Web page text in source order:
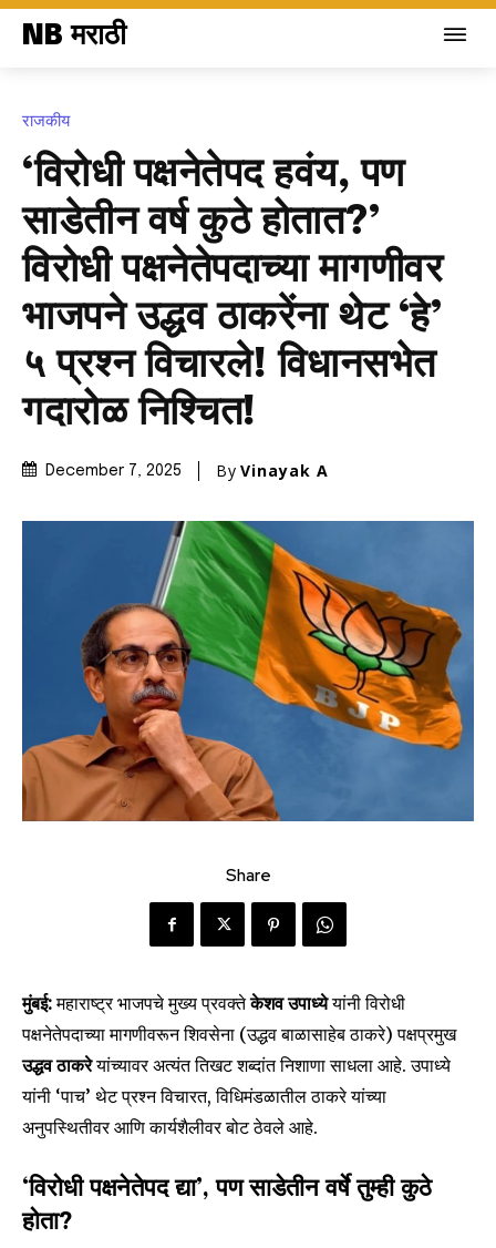
NB मराठी
राजकीय
‘विरोधी पक्षनेतेपद हवंय, पण
साडेतीन वर्ष कुठे होतात?’
विरोधी पक्षनेतेपदाच्या मागणीवर
भाजपने उद्धव ठाकरेंना थेट ‘हे’
५ प्रश्न विचारले! विधानसभेत
गदारोळ निश्चित!
December 7, 2025 By Vinayak A
Share
मुंबई:महाराष्ट्र भाजपचे मुख्य प्रवक्तेकेशव उपाध्येयांनी विरोधी
पक्षनेतेपदाच्या मागणीवरून शिवसेना (उद्धव बाळासाहेब ठाकरे) पक्षप्रमुख
उद्धव ठाकरेयांच्यावर अत्यंत तिखट शब्दांत निशाणा साधला आहे. उपाध्ये
यांनी ‘पाच’ थेट प्रश्न विचारत, विधिमंडळातील ठाकरे यांच्या
अनुपस्थितीवर आणि कार्यशैलीवर बोट ठेवले आहे.
‘विरोधी पक्षनेतेपद द्या’, पण साडेतीन वर्षे तुम्ही कुठे
होता?